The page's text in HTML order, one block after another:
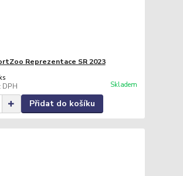
Reprezentace SR 2023
DPH Skladem
Přidat do košíku